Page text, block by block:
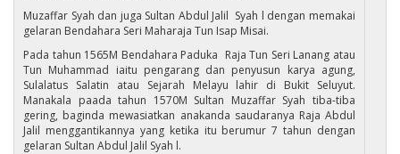
Muzaffar Syah dan juga Sultan Abdul Jalil Syah l dengan memakai
gelaran Bendahara Seri Maharaja Tun Isap Misai.
Pada tahun 1565M Bendahara Paduka Raja Tun Seri Lanang atau
Tun Muhammad iaitu pengarang dan penyusun karya agung,
Sulalatus Salatin atau Sejarah Melayu lahir di Bukit Seluyut.
Manakala paada tahun 1570M Sultan Muzaffar Syah tiba-tiba
gering, baginda mewasiatkan anakanda saudaranya Raja Abdul
Jalil menggantikannya yang ketika itu berumur 7 tahun dengan
gelaran Sultan Abdul Jalil Syah l.